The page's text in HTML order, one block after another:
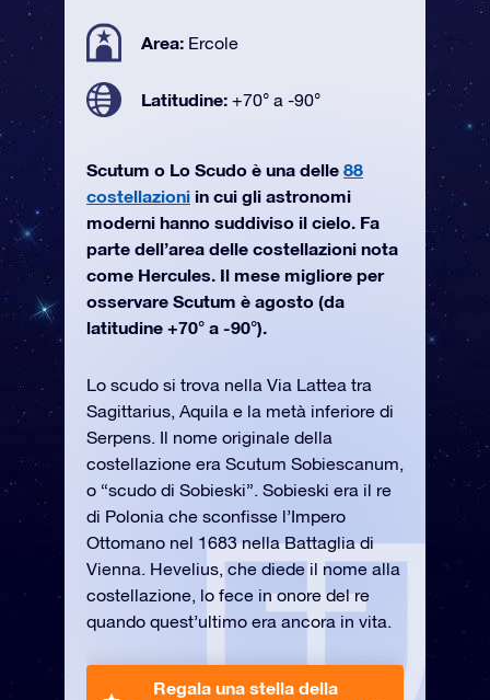
Area: Ercole
Latitudine: +70° a -90°
Scutum o Lo Scudo è una delle 88
costellazioni in cui gli astronomi
moderni hanno suddiviso il cielo. Fa
parte dell’area delle costellazioni nota
come Hercules. Il mese migliore per
osservare Scutum è agosto (da
latitudine +70° a -90°).
Lo scudo si trova nella Via Lattea tra
Sagittarius, Aquila e la metà inferiore di
Serpens. Il nome originale della
costellazione era Scutum Sobiescanum,
o “scudo di Sobieski”. Sobieski era il re
di Polonia che sconfisse l’Impero
Ottomano nel 1683 nella Battaglia di
Vienna. Hevelius, che diede il nome alla
costellazione, lo fece in onore del re
quando quest’ultimo era ancora in vita.
Regala una stella della